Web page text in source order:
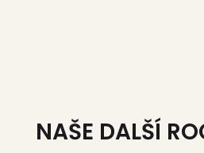
NAŠE DALŠÍ